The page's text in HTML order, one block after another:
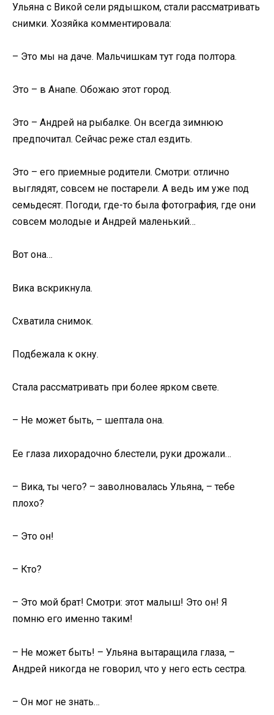
Ульяна с Викой сели рядышком, стали рассматривать
снимки. Хозяйка комментировала:
– Это мы на даче. Мальчишкам тут года полтора.
Это – в Анапе. Обожаю этот город.
Это – Андрей на рыбалке. Он всегда зимнюю
предпочитал. Сейчас реже стал ездить.
Это – его приемные родители. Смотри: отлично
выглядят, совсем не постарели. А ведь им уже под
семьдесят. Погоди, где-то была фотография, где они
совсем молодые и Андрей маленький…
Вот она…
Вика вскрикнула.
Схватила снимок.
Подбежала к окну.
Стала рассматривать при более ярком свете.
– Не может быть, – шептала она.
Ее глаза лихорадочно блестели, руки дрожали…
– Вика, ты чего? – заволновалась Ульяна, – тебе
плохо?
– Это он!
– Кто?
– Это мой брат! Смотри: этот малыш! Это он! Я
помню его именно таким!
– Не может быть! – Ульяна вытаращила глаза, –
Андрей никогда не говорил, что у него есть сестра.
– Он мог не знать…